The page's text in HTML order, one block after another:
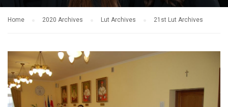
Home 2020 Archives Lut Archives 21st Lut Archives